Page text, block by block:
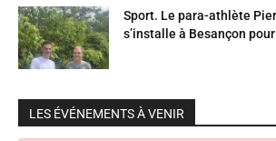
Sport. Le para-athlète
s’installe à Besançon
LES ÉVÉNEMENTS À VENIR